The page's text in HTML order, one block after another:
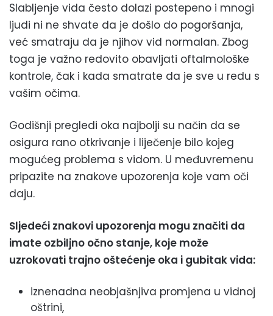
Slabljenje vida često dolazi postepeno i mnogi
ljudi ni ne shvate da je došlo do pogoršanja,
već smatraju da je njihov vid normalan. Zbog
toga je važno redovito obavljati oftalmološke
kontrole, čak i kada smatrate da je sve u redu s
vašim očima.
Godišnji pregledi oka najbolji su način da se
osigura rano otkrivanje i liječenje bilo kojeg
mogućeg problema s vidom. U međuvremenu
pripazite na znakove upozorenja koje vam oči
daju.
Sljedeći znakovi upozorenja mogu značiti da
imate ozbiljno očno stanje, koje može
uzrokovati trajno oštećenje oka i gubitak vida:
iznenadna neobjašnjiva promjena u vidnoj
oštrini,